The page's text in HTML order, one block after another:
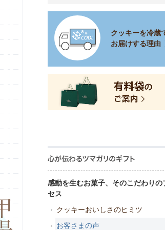
クッキーを冷蔵
お届けする理由
感動を生むお菓子、そのこだわりの
セス
クッキーおいしさのヒミツ
お客さまの声